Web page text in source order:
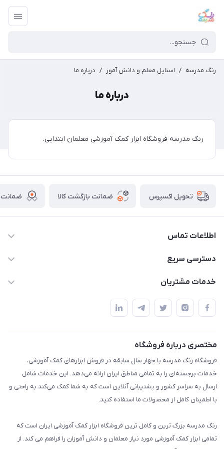
رنگ مدرسه / استایل معلم و دانش آموز / درباره ما
درباره ما
رنگ مدرسه فروشگاه ابزار کمک آموزشی معلمان ابتدایی.
تحویل اکسپرس ضمانت بازگشت کالا ضمانت
اطلاعات تماس
02136781755
دسترسی سریع
پلنر و دفتر
استایل معلم و دانش آموز
بازی و نمایش
تزئین کلاس
طرح های تشویقی
گیفت ها و جوایز
سایر محصولات
خدمات مشتریان
قوانین و مقررات
حریم خصوصی
مختصری درباره فروشگاه
فروشگاه رنگ مدرسه با چهار سال سابقه در فروش ابزارهای کمک آموزشی،
خدمات برجسته‌ای را به تمامی مناطق ایران ارائه می‌دهد. این خدمات شامل
ارسال به سراسر کشور و پشتیبانی آنلاین است که به شما کمک می‌کند به راحتی و
با اطمینان کامل از محصولات ما استفاده کنید.
رنگ مدرسه بزرگ ترین و کامل ترین فروشگاه ابزار کمک آموزشی ایران است که
تمامی ابزار کمک آموزشی مورد نیاز معلمان و دانش آموزان را فراهم می کند. از